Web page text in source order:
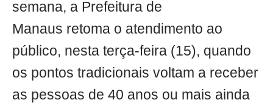
semana, a Prefeitura de
Manaus retoma o atendimento ao
público, nesta terça-feira (15), quando
os pontos tradicionais voltam a receber
as pessoas de 40 anos ou mais ainda